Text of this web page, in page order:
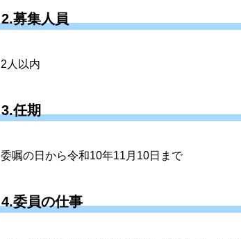
2.募集人員
2人以内
3.任期
委嘱の日から令和10年11 月 10日まで
4.委員の仕事